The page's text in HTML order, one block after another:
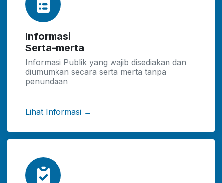
Informasi
Serta-merta
Informasi Publik yang wajib disediakan dan
diumumkan secara serta merta tanpa
penundaan
Lihat Informasi →